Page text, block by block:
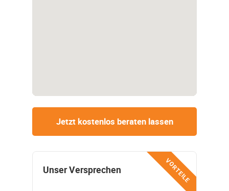
Jetzt kostenlos beraten lassen
VORTEILE
Unser Versprechen